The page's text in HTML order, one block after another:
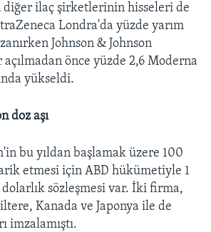
diğer ilaç şirketlerinin hisseleri de
Londra'da yüzde yarım
Johnson & Johnson
önce yüzde 2,6 Moderna
yükseldi.
doz aşı
bu yıldan başlamak üzere 100
etmesi için ABD hükümetiyle 1
sözleşmesi var. İki firma,
Kanada ve Japonya ile de
imzalamıştı.